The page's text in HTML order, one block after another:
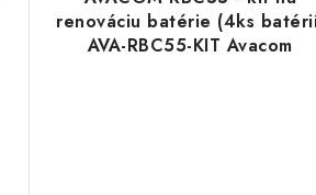
renováciu batérie (4ks
AVA-RBC55-KIT Avacom